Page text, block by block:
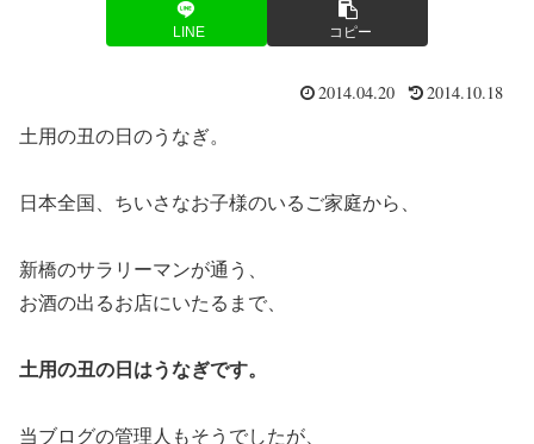
LINE コピー
2014.04.20 2014.10.18
土用の丑の日のうなぎ。
日本全国、ちいさなお子様のいるご家庭から、
新橋のサラリーマンが通う、
お酒の出るお店にいたるまで、
土用の丑の日はうなぎです。
当ブログの管理人もそうでしたが、